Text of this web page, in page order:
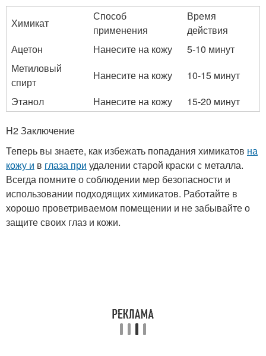
Химикат
Способ
применения
Время
действия
Ацетон
Нанесите на кожу
5-10 минут
Метиловый
спирт
Нанесите на кожу
10-15 минут
Этанол
Нанесите на кожу 15-20 минут
H2 Заключение
Теперь вы знаете, как избежать попадания химикатов на
кожу и в глаза при удалении старой краски с металла.
Всегда помните о соблюдении мер безопасности и
использовании подходящих химикатов. Работайте в
хорошо проветриваемом помещении и не забывайте о
защите своих глаз и кожи.